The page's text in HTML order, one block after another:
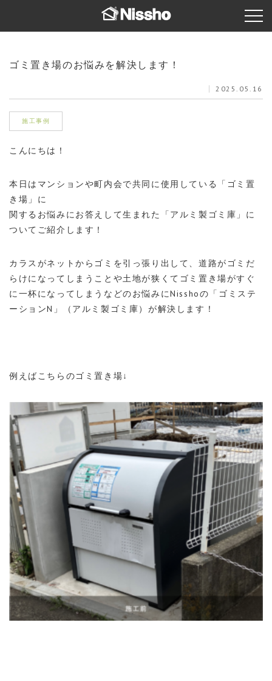
ゴミ置き場のお悩みを解決します！
2025.05.16
施工事例
こんにちは！
本日はマンションや町内会で共同に使用している「ゴミ置
き場」に
関するお悩みにお答えして生まれた「アルミ製ゴミ庫」に
ついてご紹介します！
カラスがネットからゴミを引っ張り出して、道路がゴミだ
らけになってしまうことや土地が狭くてゴミ置き場がすぐ
に一杯になってしまうなどのお悩みにNisshoの「ゴミステ
ーションN」（アルミ製ゴミ庫）が解決します！
例えばこちらのゴミ置き場↓